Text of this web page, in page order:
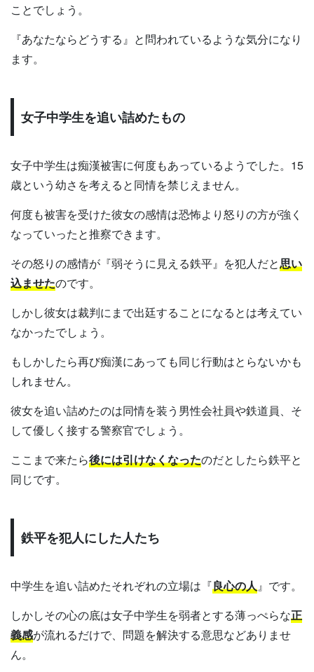
ことでしょう。
『あなたならどうする』と問われているような気分になり
ます。
女子中学生を追い詰めたもの
女子中学生は痴漢被害に何度もあっているようでした。15
歳という幼さを考えると同情を禁じえません。
何度も被害を受けた彼女の感情は恐怖より怒りの方が強く
なっていったと推察できます。
その怒りの感情が『弱そうに見える鉄平』を犯人だと思い
込ませたのです。
しかし彼女は裁判にまで出廷することになるとは考えてい
なかったでしょう。
もしかしたら再び痴漢にあっても同じ行動はとらないかも
しれません。
彼女を追い詰めたのは同情を装う男性会社員や鉄道員、そ
して優しく接する警察官でしょう。
ここまで来たら後には引けなくなったのだとしたら鉄平と
同じです。
鉄平を犯人にした人たち
中学生を追い詰めたそれぞれの立場は『良心の人』です。
しかしその心の底は女子中学生を弱者とする薄っぺらな正
義感が流れるだけで、問題を解決する意思などありませ
ん。